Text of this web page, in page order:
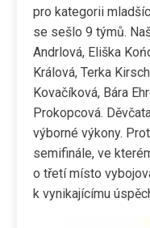
pro kategorii
se sešlo 9 týmů.
Andrlová, Eliška
Králová, Terka
Kovačíková, Bára
Prokopcová.
výborné výkony.
semifinále, ve
o třetí místo
k vynikajícímu